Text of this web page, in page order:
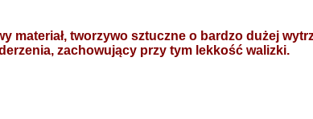
materiał, tworzywo sztuczne o bardzo dużej
zachowujący przy tym lekkość walizki.